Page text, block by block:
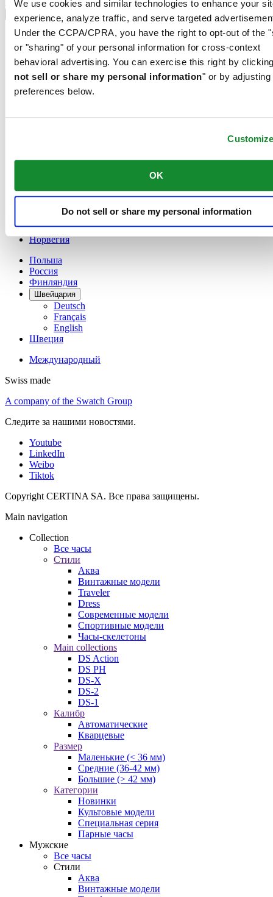
We use cookies and similar technologies to enhance your
experience, analyze traffic, and serve targeted
Under the CCPA/CPRA, you have the right to opt-out of the
or "sharing" of your personal information for cross-context
behavioral advertising. You can exercise this right by
not sell or share my personal information" or by adjusting
preferences below.
OK
Do not sell or share my personal information
Переключатель языка
France
Австрия
Бельгия
Français
Великобритания
Китай
Люксембург
English
Français
Нидерланды
Норвегия
Польша
Россия
Финляндия
Швейцария
Deutsch
Français
English
Швеция
Международный
Swiss made
A company of the Swatch Group
Следите за нашими новостями.
Youtube
LinkedIn
Weibo
Tiktok
Copyright CERTINA SA. Все права защищены.
Main navigation
Collection
Все часы
Стили
Аква
Винтажные модели
Traveler
Dress
Современные модели
Спортивные модели
Часы-скелетоны
Main collections
DS Action
DS PH
DS-X
DS-2
DS-1
Калибр
Автоматические
Кварцевые
Размер
Маленькие (< 36 мм)
Средние (36-42 мм)
Большие (> 42 мм)
Категории
Новинки
Культовые модели
Специальная серия
Парные часы
Мужские
Все часы
Стили
Аква
Винтажные модели